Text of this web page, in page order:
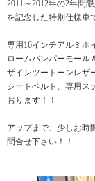
2011～2012年の2年間
を記念した特別仕様車
専用16インチアルミホ
ロームバンパーモール
ザインツートーンレザ
シートベルト、専用ス
おります！！
アップまで、少しお時
問合せ下さい！！